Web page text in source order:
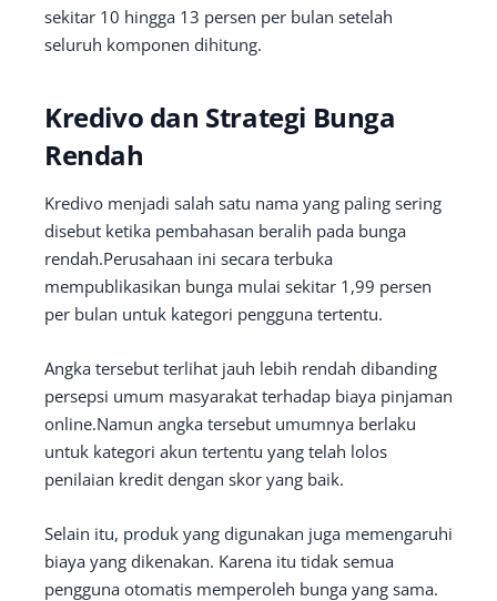
sekitar 10 hingga 13 persen per bulan setelah
seluruh komponen dihitung.
Kredivo dan Strategi Bunga
Rendah
Kredivo menjadi salah satu nama yang paling sering
disebut ketika pembahasan beralih pada bunga
rendah.Perusahaan ini secara terbuka
mempublikasikan bunga mulai sekitar 1,99 persen
per bulan untuk kategori pengguna tertentu.
Angka tersebut terlihat jauh lebih rendah dibanding
persepsi umum masyarakat terhadap biaya pinjaman
online.Namun angka tersebut umumnya berlaku
untuk kategori akun tertentu yang telah lolos
penilaian kredit dengan skor yang baik.
Selain itu, produk yang digunakan juga memengaruhi
biaya yang dikenakan. Karena itu tidak semua
pengguna otomatis memperoleh bunga yang sama.